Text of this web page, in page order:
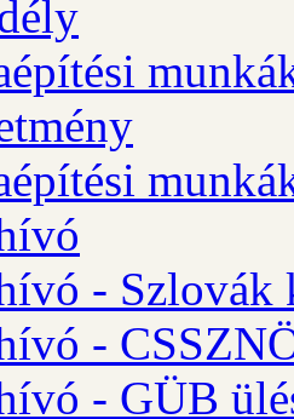
- Szlovák
-
- GÜB